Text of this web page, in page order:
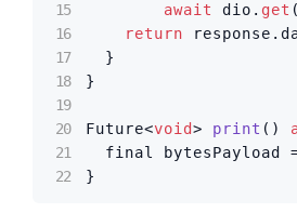
await
dio. get
return
  }
}
Future<void> print ()
final bytesPayload
}